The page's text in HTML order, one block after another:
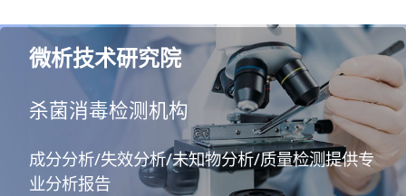
微析技术研究院
杀菌消毒检测机构
成分分析/失效分析/未知物分析/质量检测提供专
业分析报告